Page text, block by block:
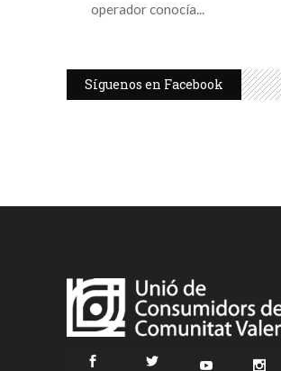
operador conocía
Síguenos en Facebook